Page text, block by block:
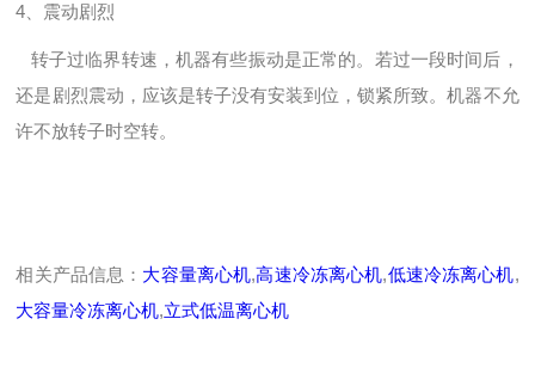
4、震动剧烈
转子过临界转速，机器有些振动是正常的。若过一段时间后，
还是剧烈震动，应该是转子没有安装到位，锁紧所致。机器不允
许不放转子时空转。
相关产品信息： 大容量离心机,高速冷冻离心机,低速冷冻离心机,
大容量冷冻离心机,立式低温离心机